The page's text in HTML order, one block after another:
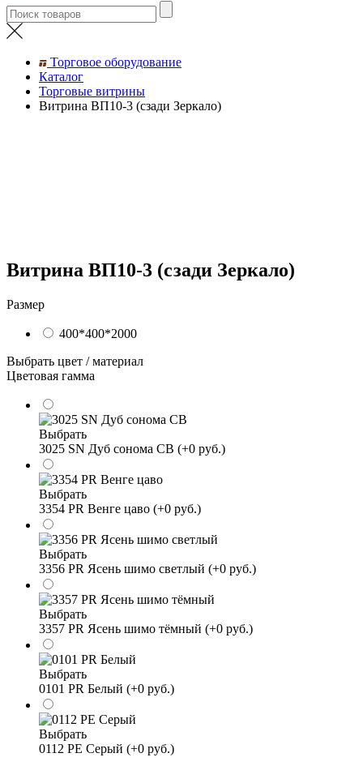
Торговое оборудование
Каталог
Торговые витрины
Витрина ВП10-3 (сзади Зеркало)
Витрина ВП10-3 (сзади Зеркало)
Размер
400*400*2000
Выбрать цвет / материал
Цветовая гамма
Выбрать
3025 SN Дуб сонома СВ (+0 руб.)
Выбрать
3354 PR Венге цаво (+0 руб.)
Выбрать
3356 PR Ясень шимо светлый (+0 руб.)
Выбрать
3357 PR Ясень шимо тёмный (+0 руб.)
Выбрать
0101 PR Белый (+0 руб.)
Выбрать
0112 PE Серый (+0 руб.)